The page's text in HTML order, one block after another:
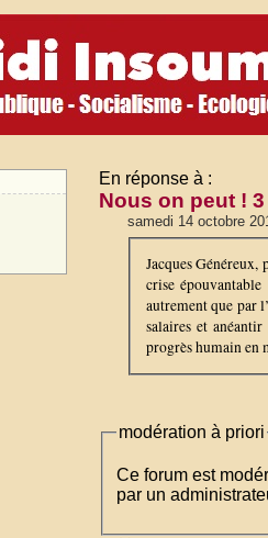
En réponse à :
Nous on peut !
samedi 14 octobre
Jacques
crise
autrement que par
salaires et
progrès humain en
modération à priori
Ce forum est
par un